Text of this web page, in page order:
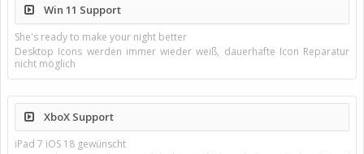
Win 11 Support
She's ready to make your night better
Desktop Icons werden immer wieder weiß, dauerhafte Icon Reparatur
nicht möglich
XboX Support
iPad 7 iOS 18 gewünscht